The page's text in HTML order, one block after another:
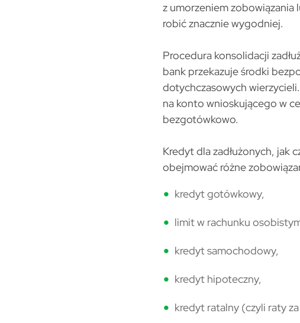
z umorzeniem
robić znacznie wygodniej.
Procedura konsolidacji
bank przekazuje środki
dotychczasowych
na konto wnioskującego w
bezgotówkowo.
Kredyt dla zadłużonych, jak
obejmować różne
kredyt gotówkowy,
limit w rachunku
kredyt samochodowy,
kredyt hipoteczny,
kredyt ratalny (czyli raty